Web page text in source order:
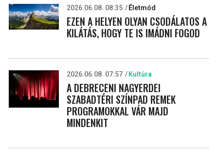
2026.06.08. 08:35 Életmód
EZEN A HELYEN OLYAN CSODÁLATOS A
KILÁTÁS, HOGY TE IS IMÁDNI FOGOD
2026.06.08. 07:57 Kultúra
A DEBRECENI NAGYERDEI
SZABADTÉRI SZÍNPAD REMEK
PROGRAMOKKAL VÁR MAJD
MINDENKIT